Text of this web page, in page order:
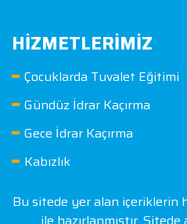
HIZMETLERIMIZ
Çocuklarda Tuvalet Eğitimi
Gündüz İdrar Kaçırma
Gece İdrar Kaçırma
Kabızlık
Bu sitede yer alan içeriklerin